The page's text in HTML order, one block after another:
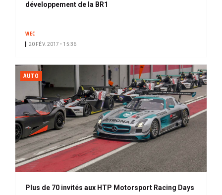
développement de la BR1
WEC
20 FÉV. 2017 • 15:36
AUTO
Plus de 70 invités aux HTP Motorsport Racing Days